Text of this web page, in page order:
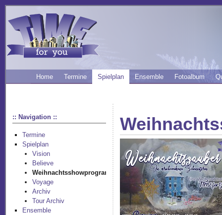
Home Termine Spielplan Ensemble Fotoalbum
:: Navigation ::
Termine
Spielplan
Vision
Believe
Weihnachtsshowprogramm
Voyage
Archiv
Tour Archiv
Ensemble